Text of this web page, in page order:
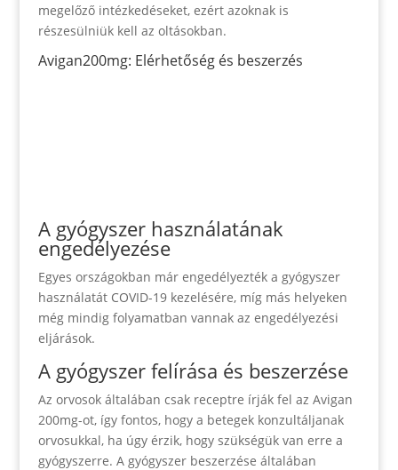
megelőző intézkedéseket, ezért azoknak is
részesülniük kell az oltásokban.
Avigan200mg: Elérhetőség és beszerzés
A gyógyszer használatának
engedélyezése
Egyes országokban már engedélyezték a gyógyszer
használatát COVID-19 kezelésére, míg más helyeken
még mindig folyamatban vannak az engedélyezési
eljárások.
A gyógyszer felírása és beszerzése
Az orvosok általában csak receptre írják fel az Avigan
200mg-ot, így fontos, hogy a betegek konzultáljanak
orvosukkal, ha úgy érzik, hogy szükségük van erre a
gyógyszerre. A gyógyszer beszerzése általában